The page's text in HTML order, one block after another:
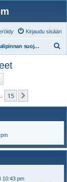
Kirjaudu sisään
Maalipinnan suoja- ja ehostustuotteet
15
10:43 pm